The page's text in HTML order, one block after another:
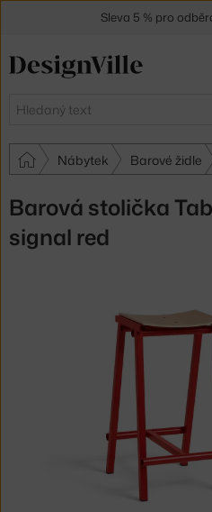
Hledat
Nábytek Barové židle
Barová stolička
signal red
Sleva 5 % pro